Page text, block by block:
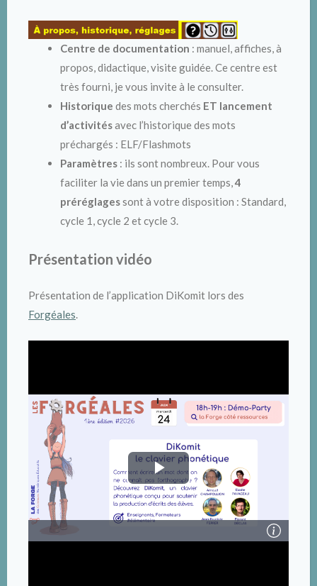
Centre de documentation : manuel, affiches, à
propos, didactique, visite guidée. Ce centre est
très fourni, je vous invite à le consulter.
Historique des mots cherchés ET lancement
d’activitésavec l’historique des mots
préchargés : ELF/Flashmots
Paramètres : ils sont nombreux. Pour vous
faciliter la vie dans un premier temps,4
préréglagessont à votre disposition : Standard,
cycle 1, cycle 2 et cycle 3.
Présentation vidéo
Présentation de l’application DiKomit lors des
Forgéales.